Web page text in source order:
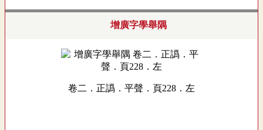
增廣字學舉隅
卷二．正譌．平聲．頁228．左